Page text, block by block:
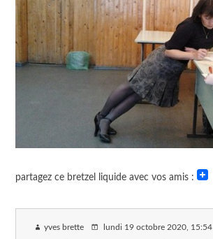
partagez ce bretzel liquide avec vos amis :
yves brette lundi 19 octobre 2020 , 15:54